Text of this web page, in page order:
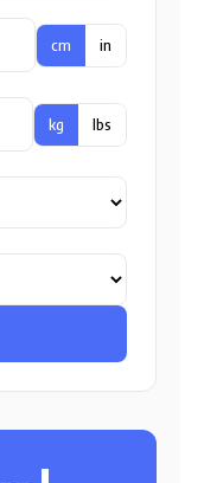
cm in
kg lbs